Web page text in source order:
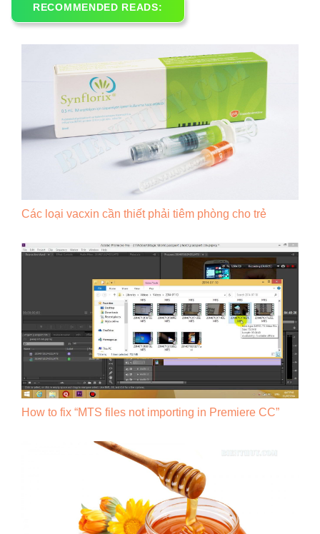
RECOMMENDED READS:
Các loại vacxin cần thiết phải tiêm phòng cho trẻ
How to fix “MTS files not importing in Premiere CC”